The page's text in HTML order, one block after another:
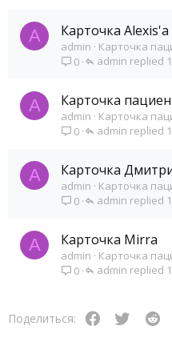
A Карточка Alexis'a
admin
Карточка
0
admin
A Карточка
admin
Карточка
0
admin
A Карточка
admin
Карточка
0
admin
A Карточка Mirra
admin
Карточка
0
admin
Поделиться: Facebook
Twitter